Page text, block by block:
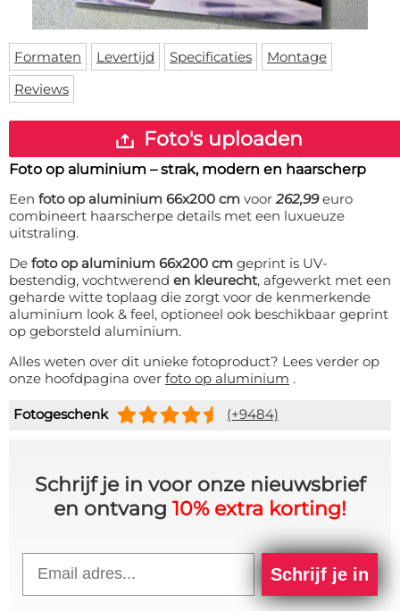
Deurmat
Vloermat
Skateboard deck
Over ons
Levertijden
Inloggen
WhatsApp
Formaten Levertijd Specificaties
Montage
Reviews
Foto's uploaden
Foto op aluminium – strak, modern en haarscherp
Een foto op aluminium 66x200 cm voor262,99euro
combineert haarscherpe details met een luxueuze
uitstraling.
De foto op aluminium 66x200 cm geprint is UV-
bestendig, vochtwerend en kleurecht, afgewerkt met een
geharde witte toplaag die zorgt voor de kenmerkende
aluminium look & feel, optioneel ook beschikbaar geprint
op geborsteld aluminium.
Alles weten over dit unieke fotoproduct? Lees verder op
onze hoofdpagina over foto op aluminium .
Fotogeschenk (+9484)
Schrijf je in voor onze nieuwsbrief
en ontvang 10% extra korting!
Schrijf je in